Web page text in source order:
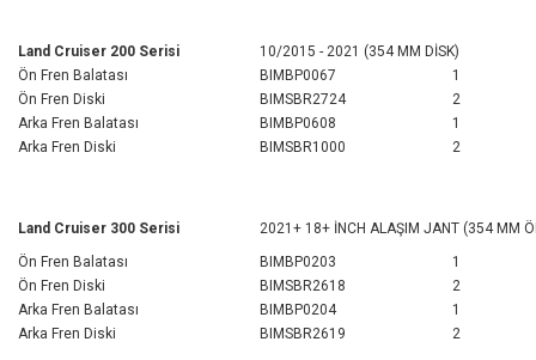
Land Cruiser 200 Serisi
10/2015 - 2021 (354 MM DİSK)
Ön Fren Balatası
BIMBP0067
1
Ön Fren Diski
BIMSBR2724
2
Arka Fren Balatası
BIMBP0608
1
Arka Fren Diski
BIMSBR1000 2
Land Cruiser 300 Serisi
2021+ 18+ İNCH ALAŞIM JANT (354 MM
Ön Fren Balatası
BIMBP0203
1
Ön Fren Diski
BIMSBR2618
2
Arka Fren Balatası
BIMBP0204
1
Arka Fren Diski
BIMSBR2619 2